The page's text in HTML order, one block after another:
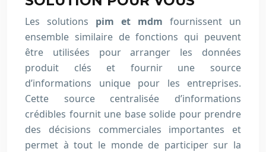
Les solutions pim et mdm fournissent un
ensemble similaire de fonctions qui peuvent
être utilisées pour arranger les données
produit clés et fournir une source
d’informations unique pour les entreprises.
Cette source centralisée d’informations
crédibles fournit une base solide pour prendre
des décisions commerciales importantes et
permet à tout le monde de participer sur la